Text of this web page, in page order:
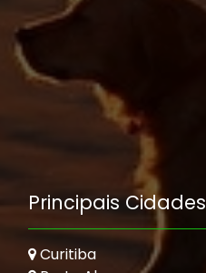
Principais Cidades
Curitiba